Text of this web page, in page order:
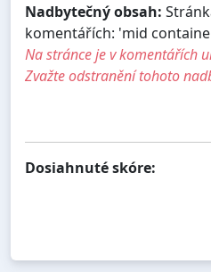
Nadbytečný obsah:
komentářích: 'mid
Na stránce je v komentářích
Zvažte odstranění tohoto
Dosiahnuté skóre: